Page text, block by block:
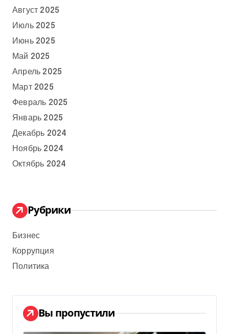
Август 2025
Июль 2025
Июнь 2025
Май 2025
Апрель 2025
Март 2025
Февраль 2025
Январь 2025
Декабрь 2024
Ноябрь 2024
Октябрь 2024
Рубрики
Бизнес
Коррупция
Политика
Вы пропустили